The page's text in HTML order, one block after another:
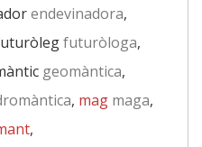
endevinadora,
futuròloga,
geomàntica,
, mag maga,
,